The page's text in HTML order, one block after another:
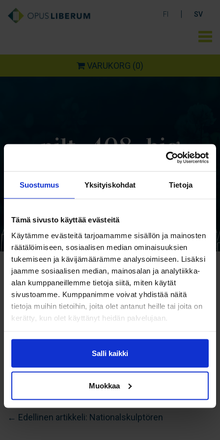
Suostumus Yksityiskohdat Tietoja
Tämä sivusto käyttää evästeitä
Käytämme evästeitä tarjoamamme sisällön ja mainosten
räätälöimiseen, sosiaalisen median ominaisuuksien
tukemiseen ja kävijämäärämme analysoimiseen. Lisäksi
jaamme sosiaalisen median, mainosalan ja analytiikka-
alan kumppaneillemme tietoja siitä, miten käytät
sivustoamme. Kumppanimme voivat yhdistää näitä
tietoja muihin tietoihin, joita olet antanut heille tai joita on
kerätty, kun olet käyttänyt heidän palvelujaan.
Salli kaikki
Muokkaa
FI | SV
pilt_408_big
VARUKORG (0)
Inläggsnavigering
← Edellinen artikkeli: Nationalskulptören